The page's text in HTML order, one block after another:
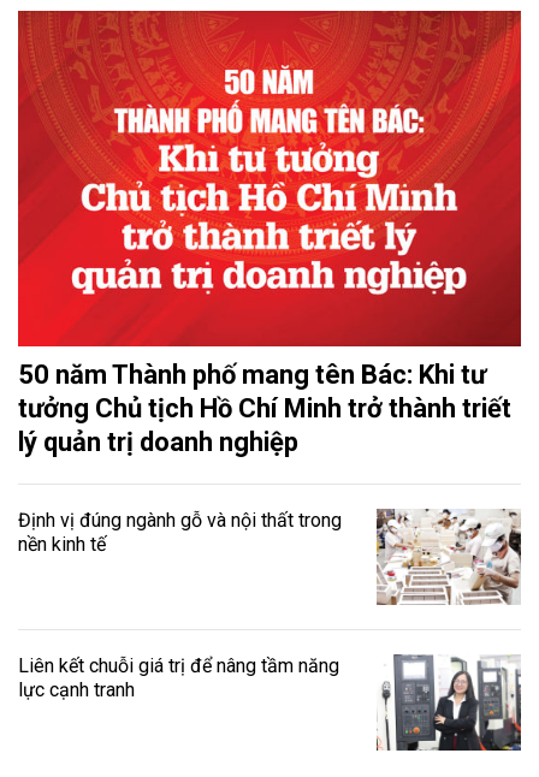
50 năm Thành phố mang tên Bác: Khi tư
tưởng Chủ tịch Hồ Chí Minh trở thành triết
lý quản trị doanh nghiệp
Định vị đúng ngành gỗ và nội thất trong
nền kinh tế
Liên kết chuỗi giá trị để nâng tầm năng
lực cạnh tranh